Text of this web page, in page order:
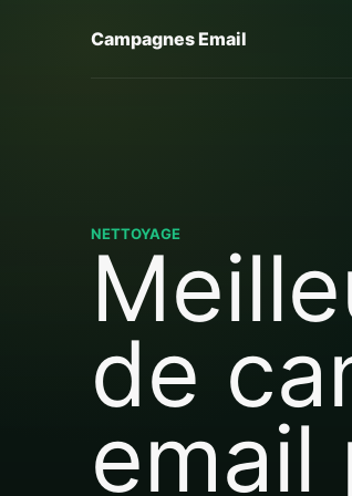
Campagnes Email
NETTOYAGE
de
email